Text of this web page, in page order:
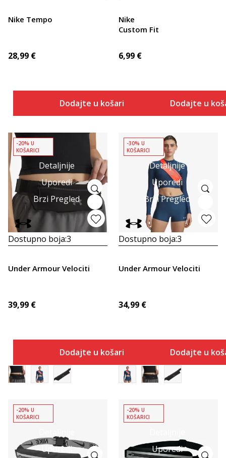
Nike Tempo
28,99 €
Dodajte u košaricu
Nike
Custom Fit
6,99 €
Dodajte u
Detaljnije
Uporedi
Brzi Pregled
-20% U
KOŠARICI
Dostupno boja:3
Under Armour Velociti
39,99 €
Dodajte u košaricu
Detaljnije
Uporedi
Brzi Pregled
-30% U
KOŠARICI
Dostupno boja:3
Under Armour Velociti
34,99 €
Dodajte u
Uporedi
-20% U
KOŠARICI
Uporedi
-20% U
KOŠARICI